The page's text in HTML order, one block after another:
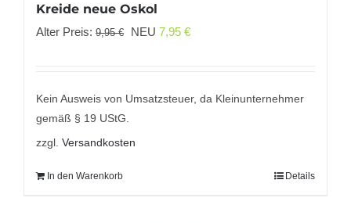
Kreide neue Oskol
Alter Preis: 9,95€
Ursprünglicher
9,95 €
NEU 7,95 €Aktueller
7,95 €.
Kein Ausweis von Umsatzsteuer, da Kleinunternehmer
gemäß § 19 UStG.
zzgl. Versandkosten
In den Warenkorb Details